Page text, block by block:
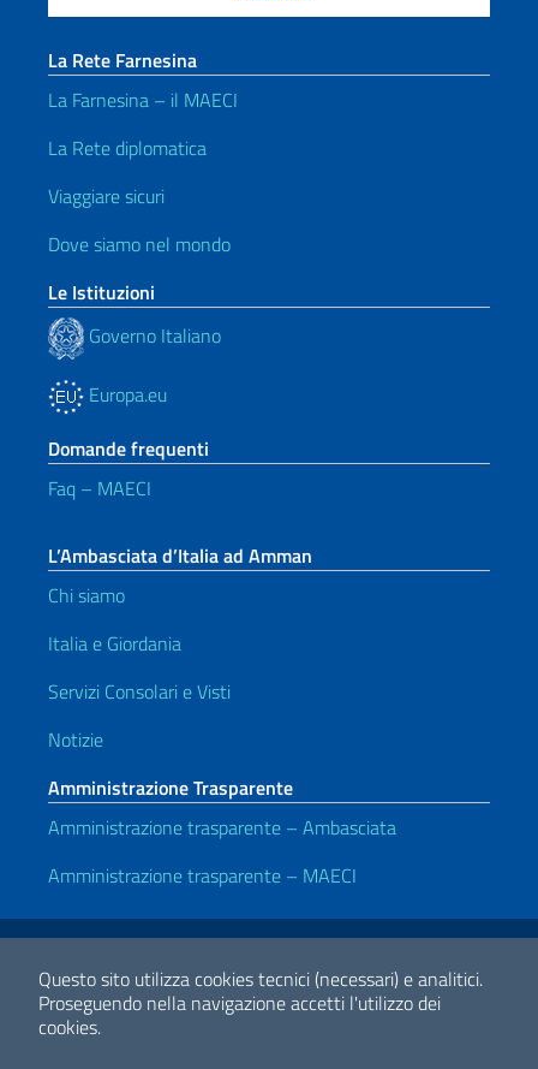
Questo sito utilizza cookies tecnici (necessari) e analitici.
Proseguendo nella navigazione accetti l'utilizzo dei
cookies.
La Rete Farnesina
La Farnesina – il MAECI
La Rete diplomatica
Viaggiare sicuri
Dove siamo nel mondo
Le Istituzioni
Governo Italiano
Europa.eu
Domande frequenti
Faq – MAECI
L’Ambasciata d’Italia ad Amman
Chi siamo
Italia e Giordania
Servizi Consolari e Visti
Notizie
Amministrazione Trasparente
Amministrazione trasparente – Ambasciata
Amministrazione trasparente – MAECI
Link Utili